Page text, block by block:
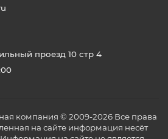
проезд 10 стр 4
компания © 2009-2026 Все права
на сайте информация несёт